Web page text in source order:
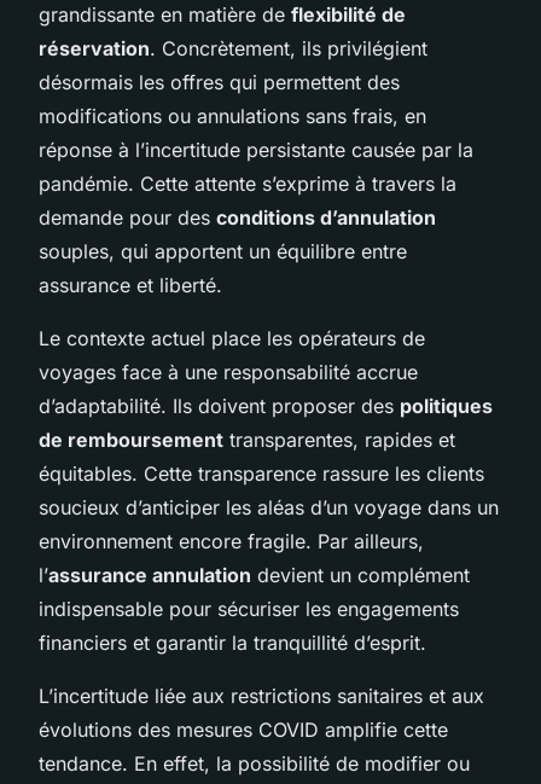
grandissante en matière de flexibilité de
réservation. Concrètement, ils privilégient
désormais les offres qui permettent des
modifications ou annulations sans frais, en
réponse à l’incertitude persistante causée par la
pandémie. Cette attente s’exprime à travers la
demande pour des conditions d’annulation
souples, qui apportent un équilibre entre
assurance et liberté.
Le contexte actuel place les opérateurs de
voyages face à une responsabilité accrue
d’adaptabilité. Ils doivent proposer des politiques
de remboursement transparentes, rapides et
équitables. Cette transparence rassure les clients
soucieux d’anticiper les aléas d’un voyage dans un
environnement encore fragile. Par ailleurs,
l’assurance annulation devient un complément
indispensable pour sécuriser les engagements
financiers et garantir la tranquillité d’esprit.
L’incertitude liée aux restrictions sanitaires et aux
évolutions des mesures COVID amplifie cette
tendance. En effet, la possibilité de modifier ou